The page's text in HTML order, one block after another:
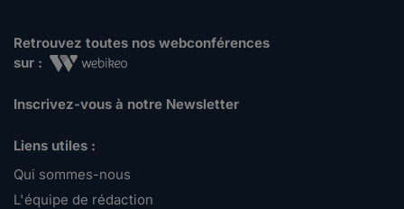
Retrouvez toutes nos webconférences
sur :
Inscrivez-vous à notre Newsletter
Liens utiles :
Qui sommes-nous
L'équipe de rédaction